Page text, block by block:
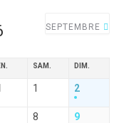
SEPTEMBRE
SAM. DIM.
1 2
8 9